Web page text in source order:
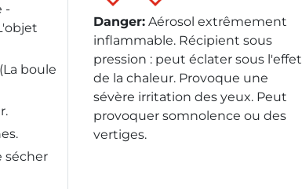
-
boule
sécher
Danger: Aérosol extrêmement
inflammable. Récipient sous
pression : peut éclater sous l'effet
de la chaleur. Provoque une
sévère irritation des yeux. Peut
provoquer somnolence ou des
vertiges.